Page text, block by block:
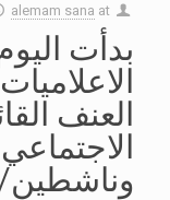
alemam sana at
بدأت
العنف